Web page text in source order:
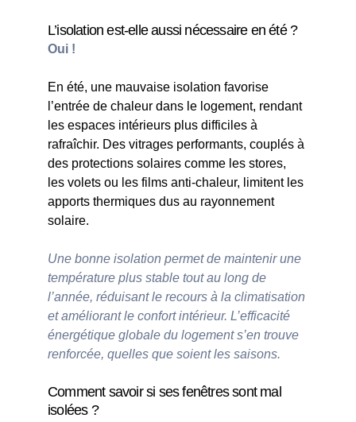
L’isolation est-elle aussi nécessaire en été ?
Oui !
En été, une mauvaise isolation favorise
l’entrée de chaleur dans le logement, rendant
les espaces intérieurs plus difficiles à
rafraîchir. Des vitrages performants, couplés à
des protections solaires comme les stores,
les volets ou les films anti-chaleur, limitent les
apports thermiques dus au rayonnement
solaire.
Une bonne isolation permet de maintenir une
température plus stable tout au long de
l’année, réduisant le recours à la climatisation
et améliorant le confort intérieur. L’efficacité
énergétique globale du logement s’en trouve
renforcée, quelles que soient les saisons.
Comment savoir si ses fenêtres sont mal
isolées ?